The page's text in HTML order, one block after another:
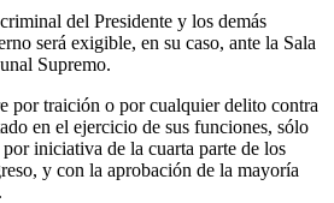
del Presidente y los demás
será exigible, en su caso, ante la Sala
Supremo.
por traición o por cualquier delito contra
en el ejercicio de sus funciones, sólo
iniciativa de la cuarta parte de los
y con la aprobación de la mayoría